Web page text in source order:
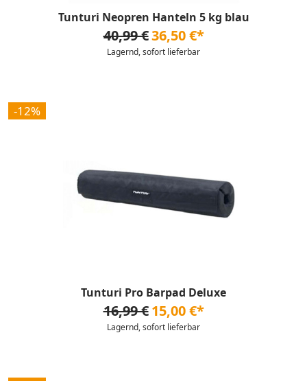
Tunturi Neopren Hanteln 5 kg blau
40,99 €36,50 €*
Lagernd, sofort lieferbar
-12%
Tunturi Pro Barpad Deluxe
16,99 € 15,00 €*
Lagernd, sofort lieferbar